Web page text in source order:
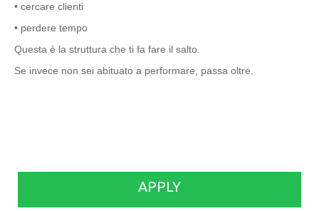
• cercare clienti
• perdere tempo
Questa è la struttura che ti fa fare il salto.
Se invece non sei abituato a performare, passa oltre.
APPLY